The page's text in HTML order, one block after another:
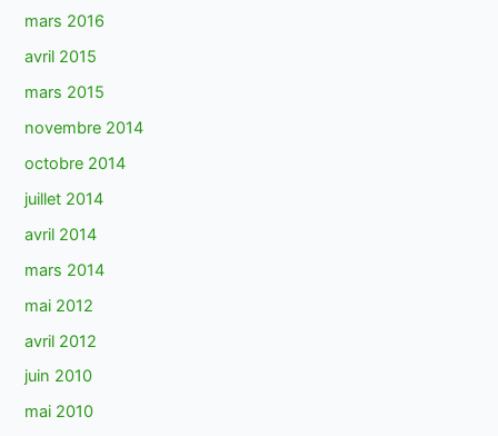
mars 2016
avril 2015
mars 2015
novembre 2014
octobre 2014
juillet 2014
avril 2014
mars 2014
mai 2012
avril 2012
juin 2010
mai 2010